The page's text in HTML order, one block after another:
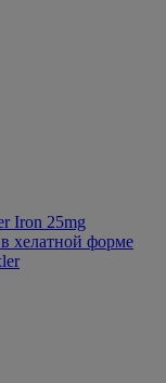
Iron 25mg
хелатной форме